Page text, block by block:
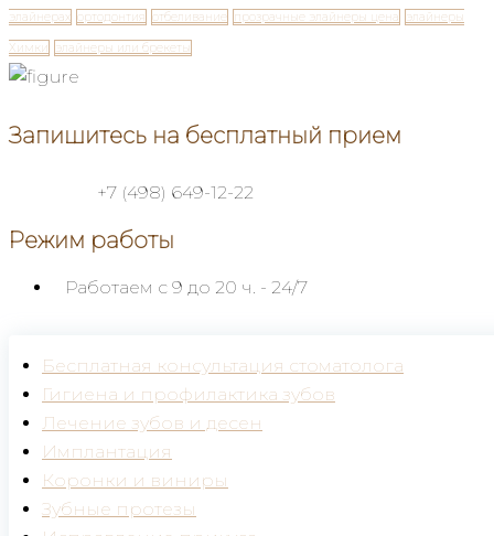
элайнерах ортодонтия отбеливание прозрачные элайнеры цена элайнеры
Химки элайнеры или брекеты
Запишитесь на бесплатный прием
+7 (498) 649-12-22
Режим работы
Работаем с 9 до 20 ч. - 24/7
Бесплатная консультация стоматолога
Гигиена и профилактика зубов
Лечение зубов и десен
Имплантация
Коронки и виниры
Зубные протезы